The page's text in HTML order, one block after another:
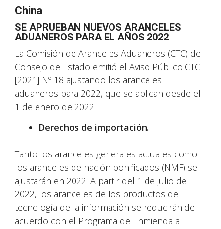
China
SE APRUEBAN NUEVOS ARANCELES
ADUANEROS PARA EL AÑOS 2022
La Comisión de Aranceles Aduaneros (CTC) del
Consejo de Estado emitió el Aviso Público CTC
[2021] Nº 18 ajustando los aranceles
aduaneros para 2022, que se aplican desde el
1 de enero de 2022.
Derechos de importación.
Tanto los aranceles generales actuales como
los aranceles de nación bonificados (NMF) se
ajustarán en 2022. A partir del 1 de julio de
2022, los aranceles de los productos de
tecnología de la información se reducirán de
acuerdo con el Programa de Enmienda al